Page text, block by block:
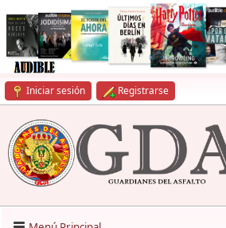
Iniciar sesión Registrarse